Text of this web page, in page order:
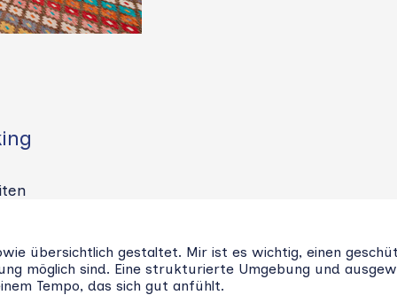
übersichtlich gestaltet. Mir ist es wichtig, einen
möglich sind. Eine strukturierte Umgebung und
Tempo, das sich gut anfühlt.